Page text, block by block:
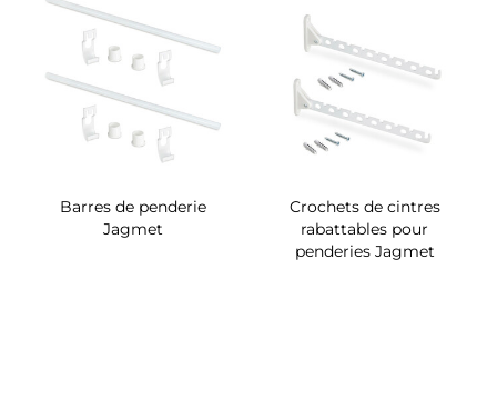
Barres de penderie
Jagmet
Crochets de cintres
rabattables pour
penderies Jagmet